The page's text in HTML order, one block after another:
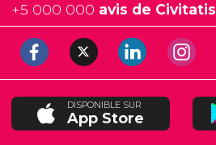
+5 000 000 avis de Civitatis
DISPONIBLE SUR
App Store